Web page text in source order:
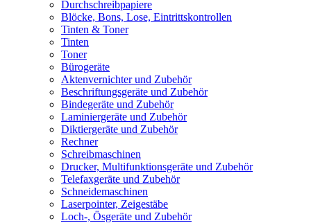
Durchschreibpapiere
Blöcke, Bons, Lose, Eintrittskontrollen
Tinten & Toner
Tinten
Toner
Bürogeräte
Aktenvernichter und Zubehör
Beschriftungsgeräte und Zubehör
Bindegeräte und Zubehör
Laminiergeräte und Zubehör
Diktiergeräte und Zubehör
Rechner
Schreibmaschinen
Drucker, Multifunktionsgeräte und Zubehör
Telefaxgeräte und Zubehör
Schneidemaschinen
Laserpointer, Zeigestäbe
Loch-, Ösgeräte und Zubehör